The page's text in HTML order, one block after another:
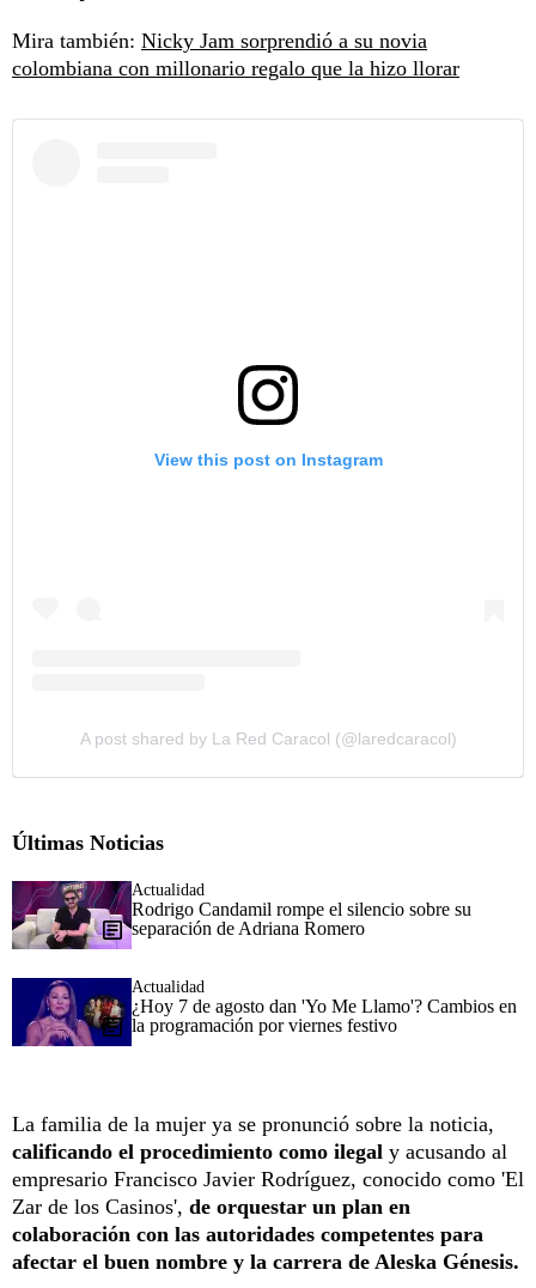
Mira también: Nicky Jam sorprendió a su novia
colombiana con millonario regalo que la hizo llorar
View this post on Instagram
A post shared by La Red Caracol (@laredcaracol)
Últimas Noticias
Actualidad
Rodrigo Candamil rompe el silencio sobre su
separación de Adriana Romero
Actualidad
¿Hoy 7 de agosto dan 'Yo Me Llamo'? Cambios en
la programación por viernes festivo
La familia de la mujer ya se pronunció sobre la noticia,
calificando el procedimiento como ilegal y acusando al
empresario Francisco Javier Rodríguez, conocido como 'El
Zar de los Casinos', de orquestar un plan en
colaboración con las autoridades competentes para
afectar el buen nombre y la carrera de Aleska Génesis.